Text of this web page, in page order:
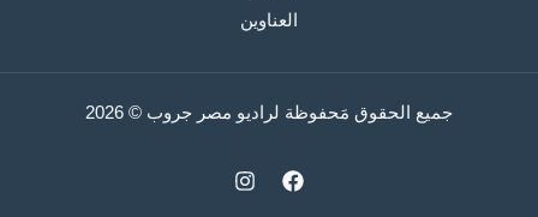
العناوين
جميع الحقوق مَحفوظة لراديو مصر جروب © 2026